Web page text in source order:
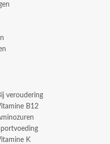
veroudering
B12
K